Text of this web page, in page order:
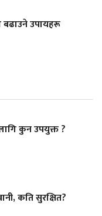
उपायहरू
कुन उपयुक्त ?
कति सुरक्षित?